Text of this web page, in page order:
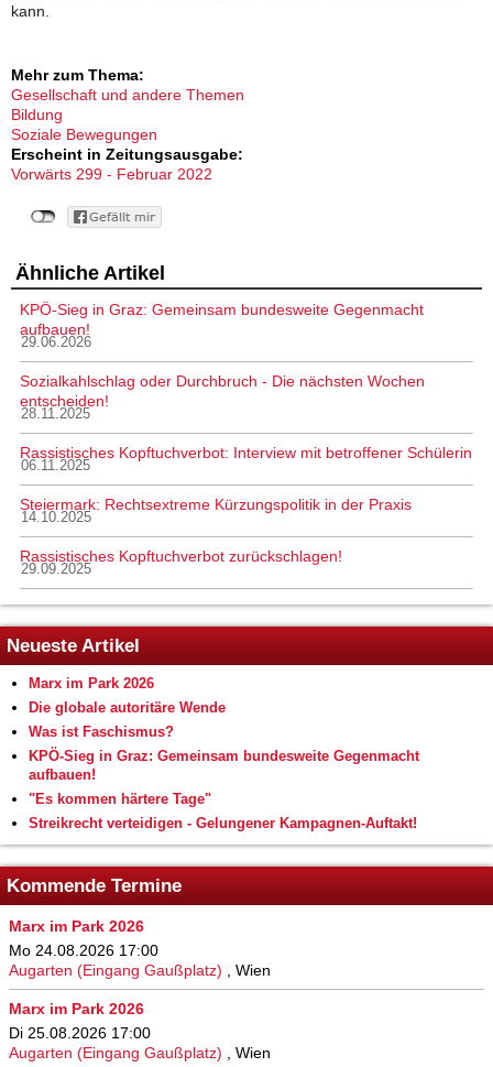
kann.
Mehr zum Thema:
Gesellschaft und andere Themen
Bildung
Soziale Bewegungen
Erscheint in Zeitungsausgabe:
Vorwärts 299 - Februar 2022
Ähnliche Artikel
KPÖ-Sieg in Graz: Gemeinsam bundesweite Gegenmacht
aufbauen!
29.06.2026
Sozialkahlschlag oder Durchbruch - Die nächsten Wochen
entscheiden!
28.11.2025
Rassistisches Kopftuchverbot: Interview mit betroffener Schülerin
06.11.2025
Steiermark: Rechtsextreme Kürzungspolitik in der Praxis
14.10.2025
Rassistisches Kopftuchverbot zurückschlagen!
29.09.2025
Neueste Artikel
Marx im Park 2026
Die globale autoritäre Wende
Was ist Faschismus?
KPÖ-Sieg in Graz: Gemeinsam bundesweite Gegenmacht
aufbauen!
"Es kommen härtere Tage"
Streikrecht verteidigen - Gelungener Kampagnen-Auftakt!
Kommende Termine
Marx im Park 2026
Mo 24.08.2026 17:00
Augarten (Eingang Gaußplatz)
Wien
Marx im Park 2026
Di 25.08.2026 17:00
Augarten (Eingang Gaußplatz)
Wien